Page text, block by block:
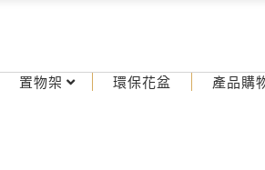
置物架 環保花盆 產品購